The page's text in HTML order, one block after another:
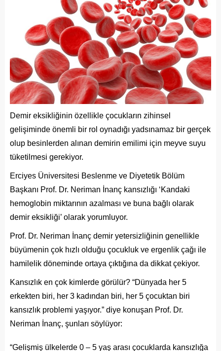
Demir eksikliğinin özellikle çocukların zihinsel
gelişiminde önemli bir rol oynadığı yadsınamaz bir gerçek
olup besinlerden alınan demirin emilimi için meyve suyu
tüketilmesi gerekiyor.
Erciyes Üniversitesi Beslenme ve Diyetetik Bölüm
Başkanı Prof. Dr. Neriman İnanç kansızlığı ‘Kandaki
hemoglobin miktarının azalması ve buna bağlı olarak
demir eksikliği’ olarak yorumluyor.
Prof. Dr. Neriman İnanç demir yetersizliğinin genellikle
büyümenin çok hızlı olduğu çocukluk ve ergenlik çağı ile
hamilelik döneminde ortaya çıktığına da dikkat çekiyor.
Kansızlık en çok kimlerde görülür? “Dünyada her 5
erkekten biri, her 3 kadından biri, her 5 çocuktan biri
kansızlık problemi yaşıyor.” diye konuşan Prof. Dr.
Neriman İnanç, şunları söylüyor:
“Gelişmiş ülkelerde 0 – 5 yaş arası çocuklarda kansızlığa